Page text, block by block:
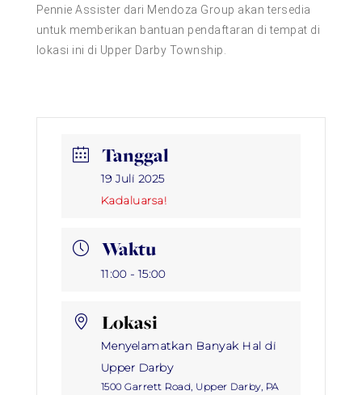
Bantuan
Pennie Assister dari Mendoza Group akan tersedia
untuk memberikan bantuan pendaftaran di tempat di
lokasi ini di Upper Darby Township.
Tanggal
19 Juli 2025
Kadaluarsa!
Waktu
11:00 - 15:00
Lokasi
Menyelamatkan Banyak Hal di
Upper Darby
1500 Garrett Road, Upper Darby, PA